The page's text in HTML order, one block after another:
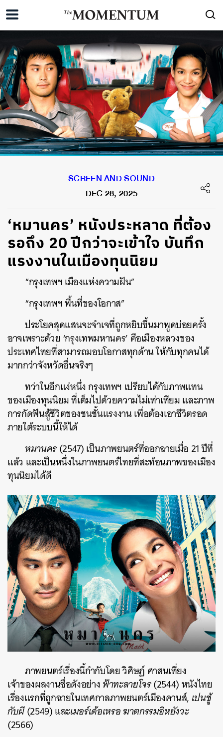
SCREEN AND SOUND
DEC 28, 2025
‘หมานคร’ หนังประหลาด ที่ต้อง
รอถึง 20 ปีกว่าจะเข้าใจ บันทึก
แรงงานในเมืองทุนนิยม
“กรุงเทพฯ เมืองแห่งความฝัน”
“กรุงเทพฯ พื้นที่ของโอกาส”
ประโยคสุดแสนจะจำเจที่ถูกหยิบขึ้นมาพูดบ่อยครั้ง
อาจเพราะด้วย ‘กรุงเทพมหานคร’ คือเมืองหลวงของ
ประเทศไทยที่สามารถมอบโอกาสทุกด้าน ให้กับทุกคนได้
มากกว่าจังหวัดอื่นจริงๆ
ทว่าในอีกแง่หนึ่ง กรุงเทพฯ เปรียบได้กับภาพแทน
ของเมืองทุนนิยม ที่เต็มไปด้วยความไม่เท่าเทียม และภาพ
การกัดฟันสู้ชีวิตของชนชั้นแรงงาน เพื่อต้องเอาชีวิตรอด
ภายใต้ระบบนี้ให้ได้
หมานคร(2547) เป็นภาพยนตร์ที่ออกฉายเมื่อ 21 ปีที่
แล้ว และเป็นหนึ่งในภาพยนตร์ไทยที่สะท้อนภาพของเมือง
ทุนนิยมได้ดี
ภาพยนตร์เรื่องนี้กำกับโดย วิศิษฏ์ ศาสนเที่ยง
เจ้าของผลงานชื่อดังอย่างฟ้าทะลายโจร(2544) หนังไทย
เรื่องแรกที่ถูกฉายในเทศกาลภาพยนตร์เมืองคานส์, เปนชู้
กับผี(2549) และเมอร์เด้อเหรอ ฆาตกรรมอิหยังวะ
(2566)